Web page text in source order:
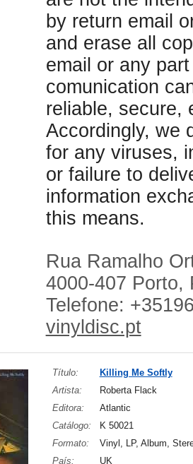
by return email
and erase all
email or any
comunication
reliable, secure,
Accordingly, we
for any viruses,
or failure to
information
this means.
Rua Ramalho
4000-407 Porto,
Telefone:
vinyldisc.pt
Título:
Killing Me Softly
Artista:
Roberta Flack
Editora:
Atlantic
Catálogo:
K 50021
Formato:
Vinyl, LP, Album,
País:
UK